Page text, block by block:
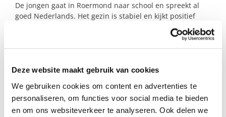
Deze website maakt gebruik van cookies
We gebruiken cookies om content en advertenties te
personaliseren, om functies voor social media te bieden
en om ons websiteverkeer te analyseren. Ook delen we
De jongen gaat in Roermond naar school en spreekt al
goed Nederlands. Het gezin is stabiel en kijkt positief
naar de toekomst. Echter: mensen om op terug te vallen
hebben ze niet in Nederland. Om deze jongen een
positieve boost te geven, zoeken we een gezin waar hij,
Nederlandse taal, normen en waarden. Een plek waar hij
De jongen is heel lief en hij houdt van buitenspelen.
Daarnaast kan hij ook genieten van zijn Lego en treinen.